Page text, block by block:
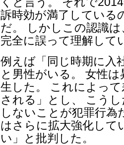
訴時効が満了している
だ。 しかしこの認識
完全に誤って理解して
例えば「同じ時期に入
と男性がいる。 女性
生した。 これによっ
される」とし、 こう
しないことが犯罪行為
はさらに拡大強化して
い」と批判した。